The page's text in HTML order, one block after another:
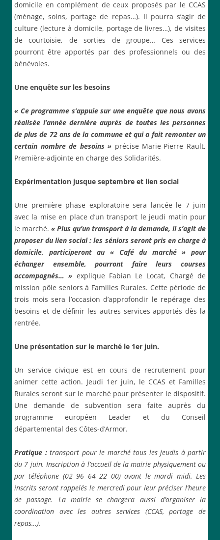
domicile en complément de ceux proposés par le CCAS
(ménage, soins, portage de repas…). Il pourra s’agir de
culture (lecture à domicile, portage de livres…), de visites
de courtoisie, de sorties de groupe… Ces services
pourront être apportés par des professionnels ou des
bénévoles.
Une enquête sur les besoins
« Ce programme s’appuie sur une enquête que nous avons
réalisée l’année dernière auprès de toutes les personnes
de plus de 72 ans de la commune et qui a fait remonter un
certain nombre de besoins » précise Marie-Pierre Rault,
Première-adjointe en charge des Solidarités.
Expérimentation jusque septembre et lien social
Une première phase exploratoire sera lancée le 7 juin
avec la mise en place d’un transport le jeudi matin pour
le marché. « Plus qu’un transport à la demande, il s’agit de
proposer du lien social : les séniors seront pris en charge à
domicile, participeront au « Café du marché » pour
échanger ensemble, pourront faire leurs courses
accompagnés… » explique Fabian Le Locat, Chargé de
mission pôle seniors à Familles Rurales. Cette période de
trois mois sera l’occasion d’approfondir le repérage des
besoins et de définir les autres services apportés dès la
rentrée.
Une présentation sur le marché le 1er juin.
Un service civique est en cours de recrutement pour
animer cette action. Jeudi 1er juin, le CCAS et Familles
Rurales seront sur le marché pour présenter le dispositif.
Une demande de subvention sera faite auprès du
programme européen Leader et du Conseil
départemental des Côtes-d’Armor.
Pratique : transport pour le marché tous les jeudis à partir
du 7 juin. Inscription à l’accueil de la mairie physiquement ou
par téléphone (02 96 64 22 00) avant le mardi midi. Les
inscrits seront rappelés le mercredi pour leur préciser l’heure
de passage. La mairie se chargera aussi d’organiser la
coordination avec les autres services (CCAS, portage de
repas…).